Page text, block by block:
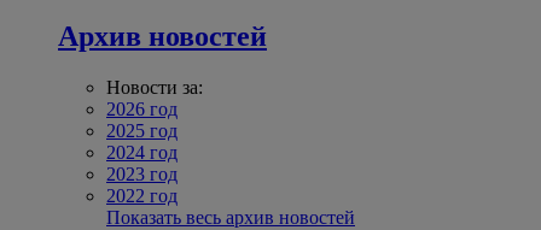
Архив новостей
Новости за:
2026 год
2025 год
2024 год
2023 год
2022 год
Показать весь архив новостей